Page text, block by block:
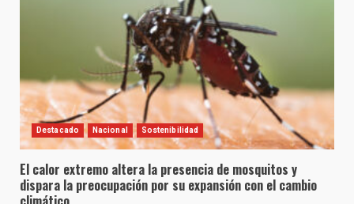
Destacado Nacional Sostenibilidad
El calor extremo altera la presencia de mosquitos y
dispara la preocupación por su expansión con el cambio